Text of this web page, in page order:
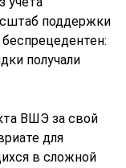
поддержки
получали
ВШЭ за свой
для
в сложной